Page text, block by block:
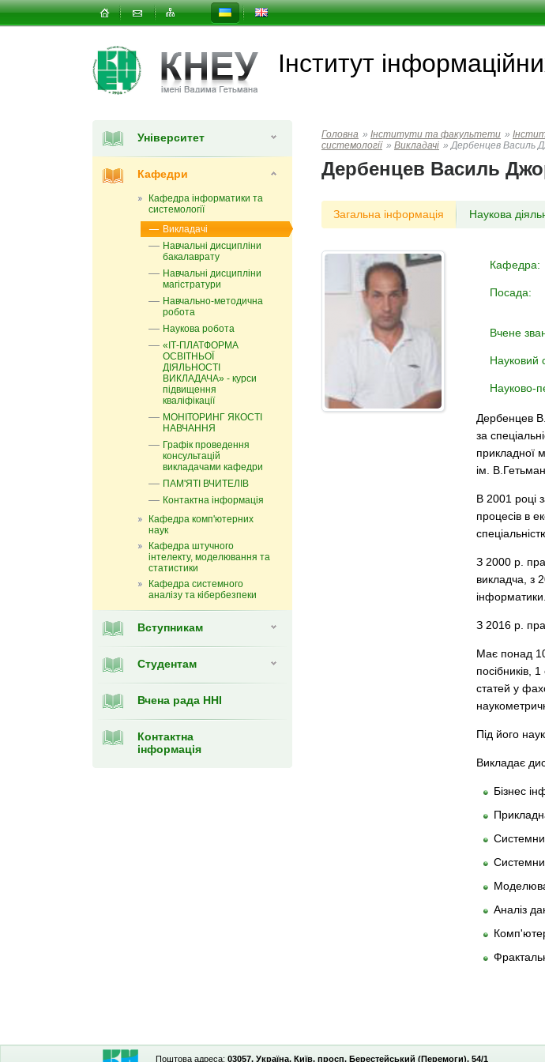
Інститут
Університет
Кафедри
Кафедра інформатики та
системології
Викладачі
Навчальні дисципліни
бакалаврату
Навчальні дисципліни
магістратури
Навчально-методична
робота
Наукова робота
«ІТ-ПЛАТФОРМА
ОСВІТНЬОЇ
ДІЯЛЬНОСТІ
ВИКЛАДАЧА» - курси
підвищення
кваліфікації
МОНІТОРИНГ ЯКОСТІ
НАВЧАННЯ
Графік проведення
консультацій
викладачами кафедри
ПАМ'ЯТІ ВЧИТЕЛІВ
Контактна інформація
Кафедра комп'ютерних
наук
Кафедра штучного
інтелекту, моделювання та
статистики
Кафедра системного
аналізу та кібербезпеки
Вступникам
Студентам
Вчена рада ННІ
Контактна
інформація
Головна » Інститути та факультети »
системології » Викладачі » Дербенцев Василь
Дербенцев Василь
Загальна інформація Наукова
Кафедра:
Посада:
Вчене
Науковий
Науково-
Дербенцев
за
прикладної
ім.
В 2001 році
процесів в
З 2000 р.
викладча, з
інформатики.
З 2016 р.
Має понад
посібників,
статей у
Під його
Викладає
Бізнес
Аналіз
Поштова адреса: 03057, Україна, Київ, просп. Берестейський (Перемоги), 54/1